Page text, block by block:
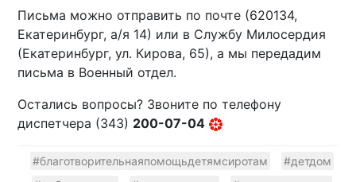
Письма можно отправить по почте (620134,
Екатеринбург, а/я 14) или в Службу Милосердия
(Екатеринбург, ул. Кирова, 65), а мы передадим
письма в Военный отдел.
Остались вопросы? Звоните по телефону
диспетчера (343) 200-07-04
#благотворительнаяпомощьдетямсиротам
#детдом